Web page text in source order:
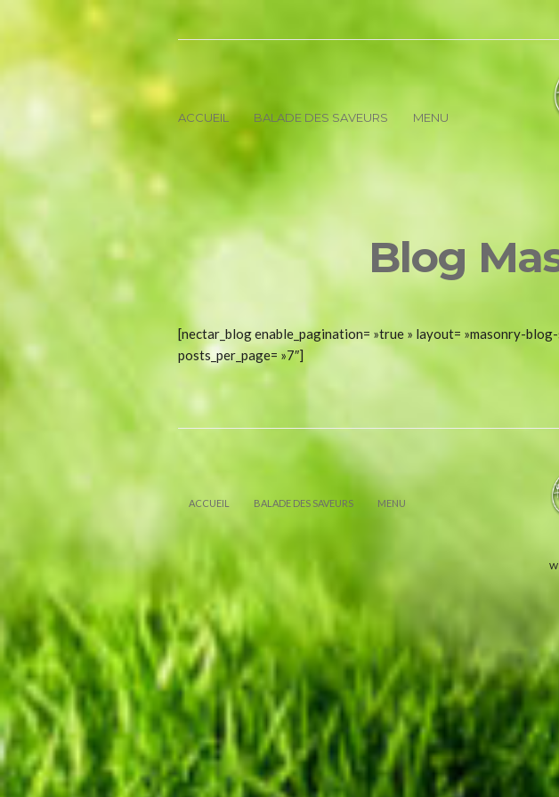
ACCUEIL BALADE DES SAVEURS MENU
Blog
[nectar_blog enable_pagination= »true » layout= »masonry-
posts_per_page= »7″]
ACCUEIL BALADE DES SAVEURS MENU